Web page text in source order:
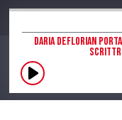
Daria Deflorian